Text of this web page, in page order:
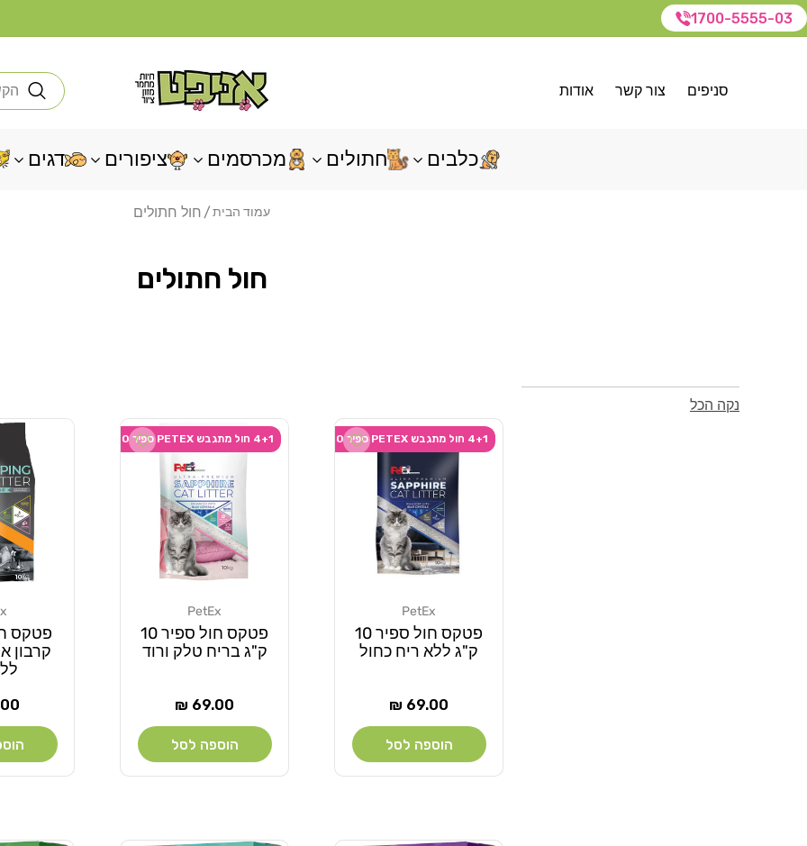
1700-5555-03
סניפים צור קשר אודות
כלבים חתולים מכרסמים ציפורים דגים
עמוד הבית חול חתולים
חול חתולים
נקה הכל
Add wishlist 4+1 חול מתגבש PETEX ספיר 10 קילו
PetEx
פטקס חול ספיר 10
ק"ג ללא ריח כחול
מחיר
69.00 ₪
הוספה לסל
Add wishlist 4+1 חול מתגבש PETEX ספיר 10 קילו
PetEx
פטקס חול ספיר 10
ק"ג בריח טלק ורוד
מחיר
69.00 ₪
הוספה לסל
פטקס
₪